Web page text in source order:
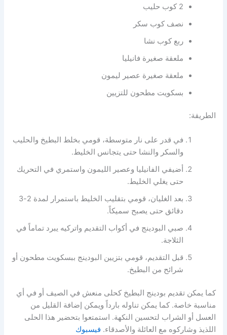
2 كوب حليب
نصف كوب سكر
ربع كوب نشا
ملعقة صغيرة فانيليا
ملعقة صغيرة عصير ليمون
بسكويت مطحون للتزيين
الطريقة:
في قدر على نار متوسطة، قومي بخلط البطيخ والحليب
والسكر والنشا حتى يتجانس الخليط.
أضيفي الفانيليا وعصير الليمون واستمري في التحريك
حتى يغلي الخليط.
بعد الغليان، قومي بتقليب الخليط باستمرار لمدة 2-3
دقائق حتى يصبح سميكاً.
صبي البودينج في أكواب التقديم واتركيه يبرد تماماً في
الثلاجة.
قبل التقديم، قومي بتزيين البودينج ببسكويت مطحون أو
شرائح من البطيخ.
كما يمكن تقديم بودينج البطيخ كحلى منعش في الصيف أو في أي
مناسبة خاصة. كما يمكن تناوله بارداً ويمكن إضافة القليل من
العسل أو الشراب لتحسين النكهة. استمتعوا بتحضير هذا الحلى
اللذيذ وشاركوه مع العائلة والأصدقاء. فيسبوك